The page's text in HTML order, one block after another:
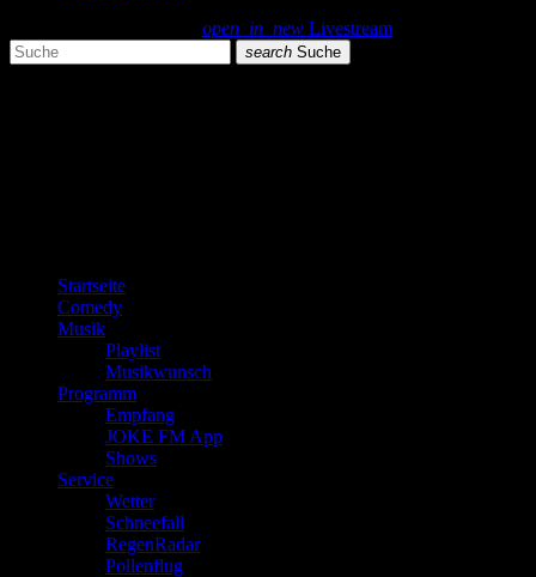
open_in_new Livestream
search Suche
Startseite
Comedy
Musik
Playlist
Musikwunsch
Programm
Empfang
JOKE FM App
Shows
Service
Wetter
Schneefall
RegenRadar
Pollenflug